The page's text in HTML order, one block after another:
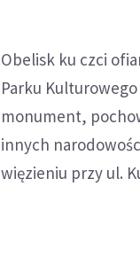
Obelisk ku czci
Parku
monument,
innych
więzieniu przy ul.